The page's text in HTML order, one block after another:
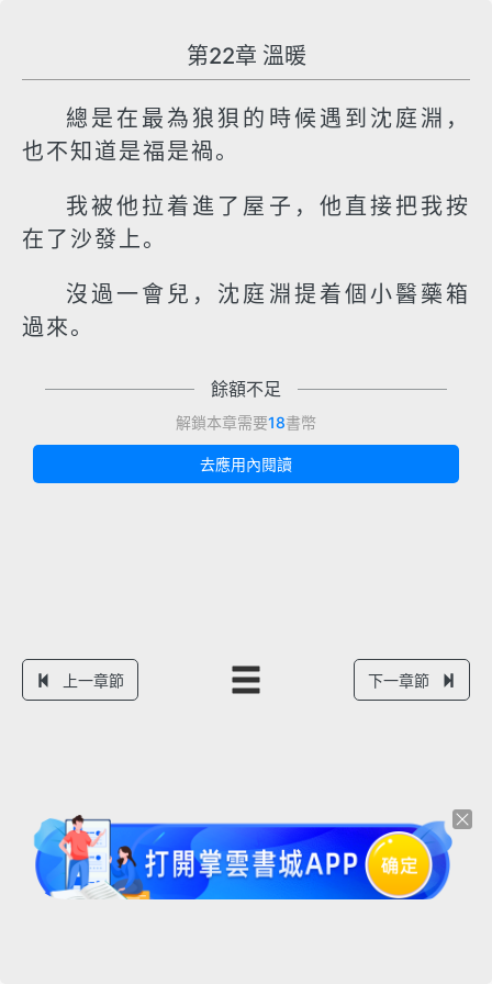
第22章 溫暖
總是在最為狼狽的時候遇到沈庭淵，
也不知道是福是禍。
我被他拉着進了屋子，他直接把我按
在了沙發上。
沒過一會兒，沈庭淵提着個小醫藥箱
過來。
餘額不足
解鎖本章需要18書幣
去應用內閱讀
上一章節 下一章節